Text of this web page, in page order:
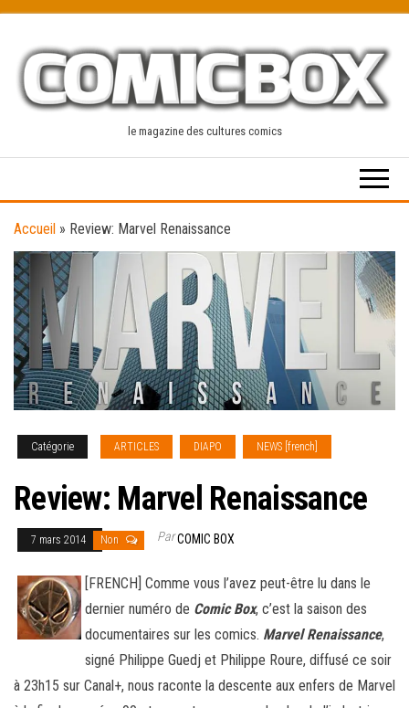
content
le magazine des cultures comics
Accueil » Review: Marvel Renaissance
Catégorie ARTICLES DIAPO NEWS [french]
Review: Marvel Renaissance
7 mars 2014 Non ParCOMIC BOX
[FRENCH] Comme vous l’avez peut-être lu dans le
dernier numéro de Comic Box, c’est la saison des
documentaires sur les comics. Marvel Renaissance,
signé Philippe Guedj et Philippe Roure, diffusé ce soir
à 23h15 sur Canal+, nous raconte la descente aux enfers de Marvel